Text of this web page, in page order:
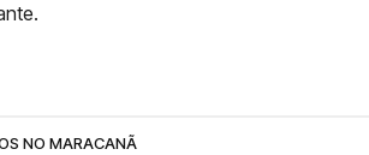
NO MARACANÃ